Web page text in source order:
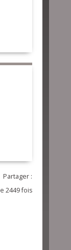
Partager :
2449 fois